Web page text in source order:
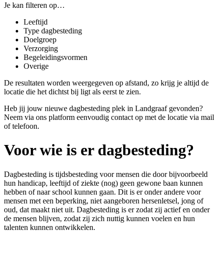
Je kan filteren op…
Leeftijd
Type dagbesteding
Doelgroep
Verzorging
Begeleidingsvormen
Overige
De resultaten worden weergegeven op afstand, zo krijg je altijd de
locatie die het dichtst bij ligt als eerst te zien.
Heb jij jouw nieuwe dagbesteding plek in Landgraaf gevonden?
Neem via ons platform eenvoudig contact op met de locatie via mail
of telefoon.
Voor wie is er dagbesteding?
Dagbesteding is tijdsbesteding voormensen die door bijvoorbeeld
hun handicap, leeftijd of ziekte (nog) geen gewone baan kunnen
hebben of naar school kunnen gaan. Dit is er onder andere voor
mensen met een beperking, niet aangeboren hersenletsel, jong of
oud, dat maakt niet uit. Dagbesteding is er zodat zij actief en onder
de mensen blijven, zodat zij zich nuttig kunnen voelen en hun
talenten kunnen ontwikkelen.